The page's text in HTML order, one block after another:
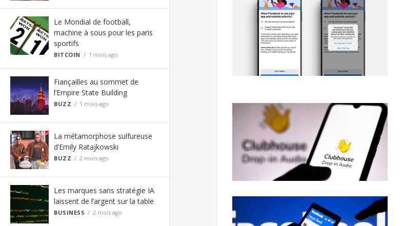
Le Mondial de football,
machine à sous pour les paris
sportifs
BITCOIN 1 mois ago
Fiançailles au sommet de
l’Empire State Building
BUZZ 1 mois ago
La métamorphose sulfureuse
d’Emily Ratajkowski
BUZZ 2 mois ago
Les marques sans stratégie IA
laissent de l’argent sur la table
BUSINESS 2 mois ago